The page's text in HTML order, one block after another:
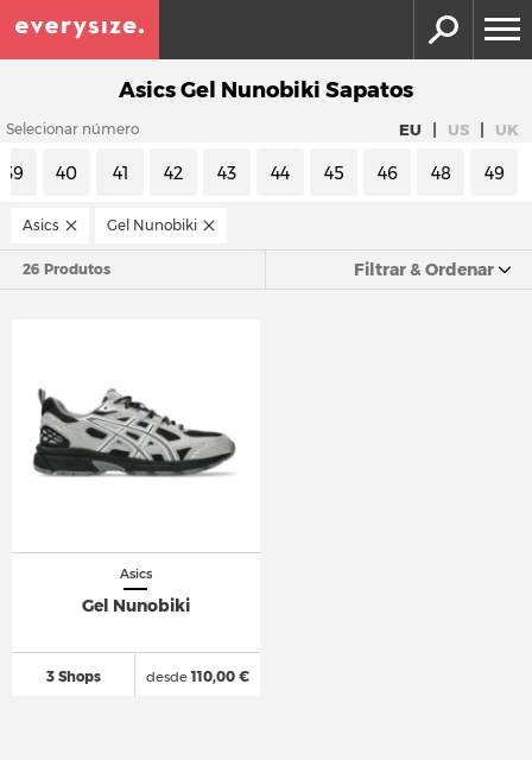
Asics Gel Nunobiki Sapatos
Selecionar número EU | US | UK
39 40 41 42 43 44 45 46 48 49
Asics Gel Nunobiki
26 Produtos Filtrar & Ordenar
Asics
Gel Nunobiki
3 Shops desde110,00 €